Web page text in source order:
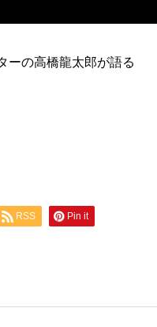
ーの高橋龍太郎が語る
RSS Pin it